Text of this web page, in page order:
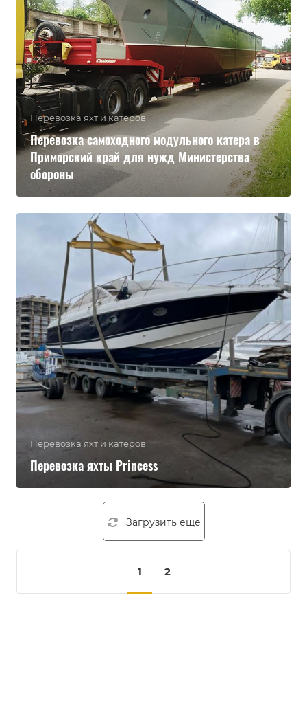
Перевозка яхт и катеров
Перевозка самоходного модульного катера в
Приморский край для нужд Министерства
обороны
Перевозка яхт и катеров
Перевозка яхты Princess
Загрузить еще
1 2